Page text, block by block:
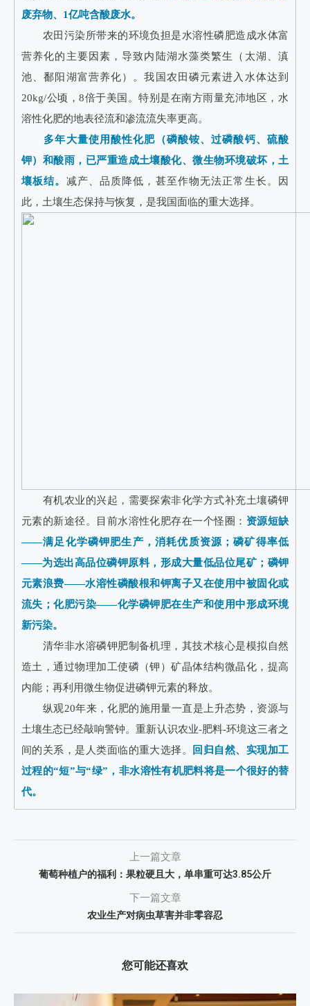
废弃物、1亿吨含酸废水。
农田污染所带来的环境负担是水溶性磷肥造成水体富
营养化的主要因素，导致内陆湖水藻类繁生（太湖、滇
池、鄱阳湖富营养化）。我国农田磷元素进入水体达到
20kg/公顷，8倍于美国。特别是在南方雨量充沛地区，水
溶性化肥的地表径流和渗流流失率更高。
多年大量使用酸性化肥（磷酸铵、过磷酸钙、硫酸
钾）和酸雨，已严重造成土壤酸化、微生物环境破坏，土
壤板结。 减产、品质降低，甚至作物无法正常生长。因
此，土壤生态保持与恢复，是我国面临的重大选择。
有机农业的兴起，需要探索非化学方式补充土壤磷钾
元素的新途径。目前水溶性化肥存在一个怪圈： 资源短缺
——满足化学磷钾肥生产，消耗优质资源；磷矿得率低
——为选出高品位磷钾原料，形成大量低品位尾矿；磷钾
元素浪费——水溶性磷酸根和钾离子又在使用中被固化或
流失；化肥污染——化学磷钾肥在生产和使用中形成环境
新污染。
清华非水溶磷钾肥制备机理，其技术核心是模拟自然
造土，通过物理加工使磷（钾）矿晶体结构微晶化，提高
内能；再利用微生物促进磷钾元素的释放。
纵观20年来，化肥的施用量一直是上升态势，资源与
土壤生态已经敲响警钟。重新认识农业-肥料-环境这三者之
间的关系，是人类面临的重大选择。
回归自然、实现加工
过程的“短”与“绿”，非水溶性有机肥料将是一个很好的替
代。
上一篇文章
葡萄种植户的福利：果粒硬且大，单串重可达3.85公斤
下一篇文章
农业生产对病虫草害并非零容忍
您可能还喜欢